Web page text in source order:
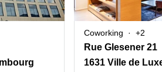
Coworking +2
Rue Glesener 21
1631 Ville de